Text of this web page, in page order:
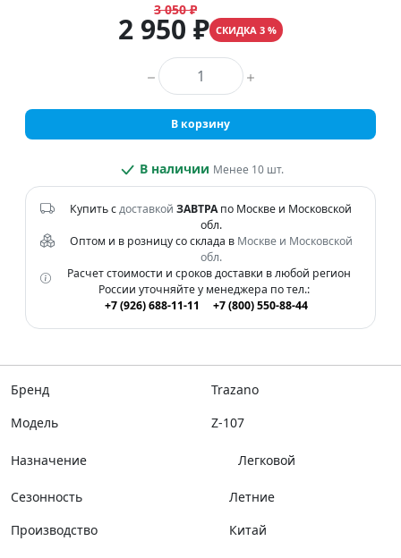
3 050 ₽
2 950 ₽ СКИДКА 3 %
Количество товара
В корзину
В наличии Менее 10 шт.
Купить сдоставкой ЗАВТРАпо Москве и Московской
обл.
Оптом и в розницу со склада в Москве и Московской
обл.
Расчет стоимости и сроков доставки в любой регион
России уточняйте у менеджера по тел.:
+7 (926) 688-11-11
+7 (800) 550-88-44
Бренд
Trazano
Модель
Z-107
Назначение Легковой
Сезонность
Летние
Производство
Китай